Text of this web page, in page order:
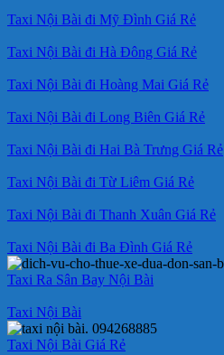
Taxi Nội Bài đi Mỹ Đình Giá Rẻ
Taxi Nội Bài đi Hà Đông Giá Rẻ
Taxi Nội Bài đi Hoàng Mai Giá Rẻ
Taxi Nội Bài đi Long Biên Giá Rẻ
Taxi Nội Bài đi Hai Bà Trưng Giá Rẻ
Taxi Nội Bài đi Từ Liêm Giá Rẻ
Taxi Nội Bài đi Thanh Xuân Giá Rẻ
Taxi Nội Bài đi Ba Đình Giá Rẻ
Taxi Ra Sân Bay Nội Bài
Taxi Nội Bài
Taxi Nội Bài Giá Rẻ